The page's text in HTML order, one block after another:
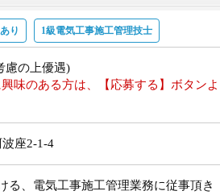
り 1級電気工事施工管理技士
慮の上優遇)
味のある方は、【応募する】ボタンよ
座2-1-4
る、電気工事施工管理業務に従事頂き